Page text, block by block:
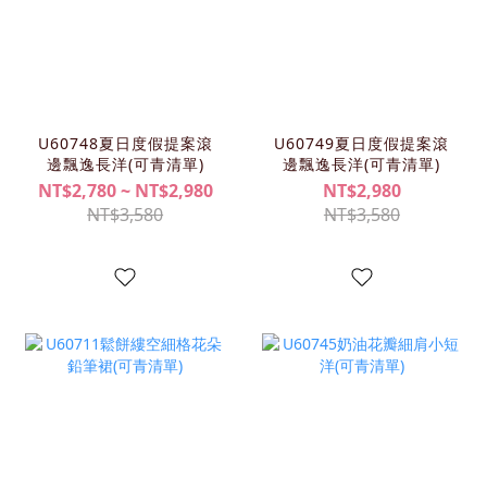
U60748夏日度假提案滾
邊飄逸長洋(可青清單)
NT$2,780 ~ NT$2,980
NT$3,580
U60749夏日度假提案滾
邊飄逸長洋(可青清單)
NT$2,980
NT$3,580